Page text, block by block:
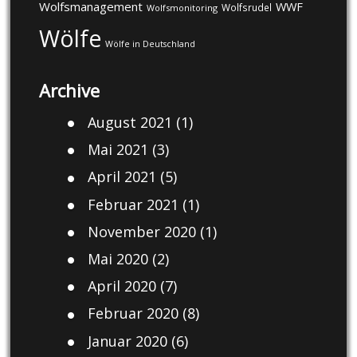
Wolfsmanagement Wolfsmonitoring Wolfsrudel WWF
Wölfe Wölfe in Deutschland
Archive
August 2021 (1)
Mai 2021 (3)
April 2021 (5)
Februar 2021 (1)
November 2020(1)
Mai 2020(2)
April 2020(7)
Februar 2020(8)
Januar 2020(6)